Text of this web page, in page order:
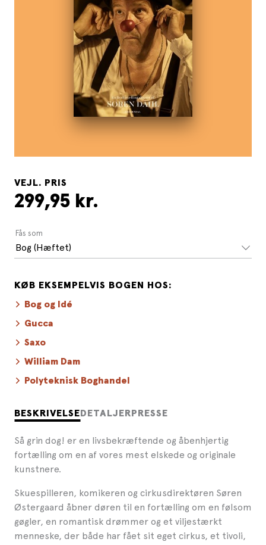
BESKRIVELSE DETALJER PRESSE
Så grin dog! er en livsbekræftende og åbenhjertig
fortælling om en af vores mest elskede og originale
kunstnere.
Skuespilleren, komikeren og cirkusdirektøren Søren
Østergaard åbner døren til en fortælling om en følsom
gøgler, en romantisk drømmer og et viljestærkt
menneske, der både har fået sit eget cirkus, et tivoli,
VEJL. PRIS
299,95 kr.
Fås som
Bog (Hæftet)
KØB EKSEMPELVIS BOGEN HOS:
Bog og Idé
Gucca
Saxo
William Dam
Polyteknisk Boghandel